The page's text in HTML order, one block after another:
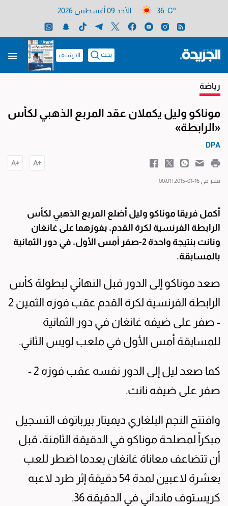
36 C° الأحد 09 أغسطس 2026
بحث الارشيف
رياضة
موناكو وليل يكملان عقد المربع الذهبي لكأس
«الرابطة»
DPA
نشر في 16-01-2015 | 00:01
أكمل فريقا موناكو وليل أضلع المربع الذهبي لكأس
الرابطة الفرنسية لكرة القدم، بفوزهما على غانغان
ونانت بنتيجة واحدة 2-صفر أمس الأول، في دور الثمانية
بالمسابقة.
صعد موناكو إلى الدور قبل النهائي لبطولة كأس
الرابطة الفرنسية لكرة القدم عقب فوزه الثمين 2
- صفر على ضيفه غانغان في دور الثمانية
للمسابقة أمس الأول في ملعب لويس الثاني.
كما صعد ليل إلى الدور نفسه عقب فوزه 2 -
صفر على ضيفه نانت.
وافتتح النجم البلغاري ديميتار بيرباتوف التسجيل
مبكراً لمصلحة موناكو في الدقيقة الثامنة، قبل
أن تتضاعف معاناة غانغان بعدما اضطر للعب
بعشرة لاعبين لمدة 54 دقيقة إثر طرد لاعبه
كريستوف مانداني في الدقيقة 36.